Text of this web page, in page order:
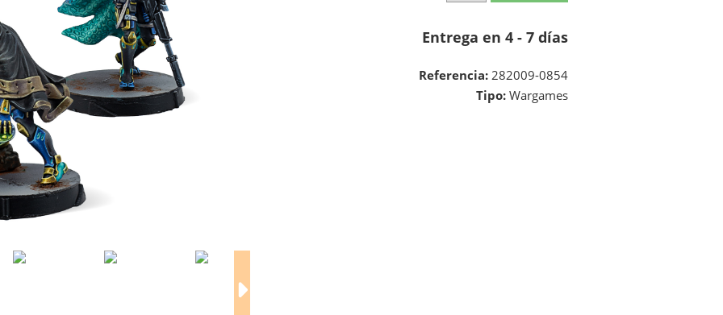
Entrega en 4 - 7 días
Referencia: 282009-0854
Tipo: Wargames